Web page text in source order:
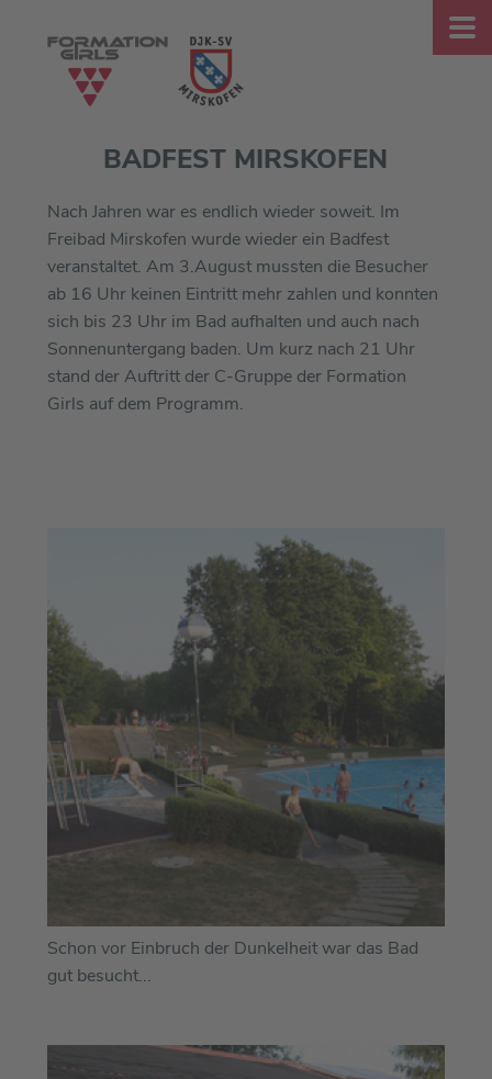
BADFEST MIRSKOFEN
Nach Jahren war es endlich wieder soweit. Im
Freibad Mirskofen wurde wieder ein Badfest
veranstaltet. Am 3.August mussten die Besucher
ab 16 Uhr keinen Eintritt mehr zahlen und konnten
sich bis 23 Uhr im Bad aufhalten und auch nach
Sonnenuntergang baden. Um kurz nach 21 Uhr
stand der Auftritt der C-Gruppe der Formation
Girls auf dem Programm.
Schon vor Einbruch der Dunkelheit war das Bad
gut besucht...